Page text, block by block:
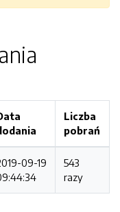
Liczba
pobrań
09-19
543
razy